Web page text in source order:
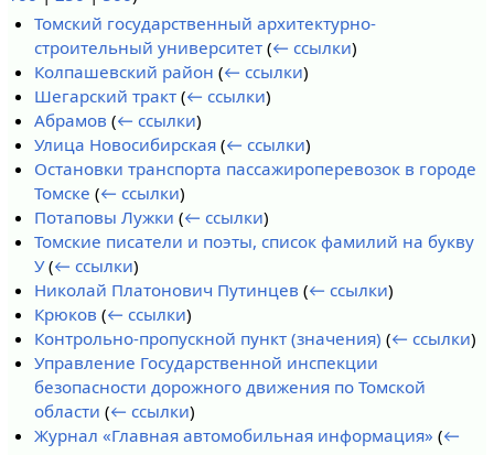
Томский государственный архитектурно-
строительный университет (← ссылки)
Колпашевский район (← ссылки)
Шегарский тракт (← ссылки)
Абрамов (← ссылки)
Улица Новосибирская (← ссылки)
Остановки транспорта пассажироперевозок в городе
Томске (← ссылки)
Потаповы Лужки (← ссылки)
Томские писатели и поэты, список фамилий на букву
У (← ссылки)
Николай Платонович Путинцев (← ссылки)
Крюков (← ссылки)
Контрольно-пропускной пункт (значения) (← ссылки)
Управление Государственной инспекции
безопасности дорожного движения по Томской
области (← ссылки)
Журнал «Главная автомобильная информация» (←